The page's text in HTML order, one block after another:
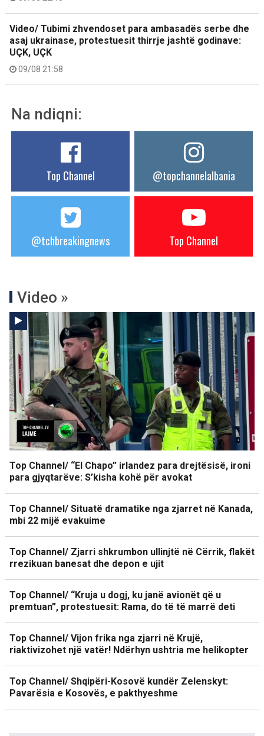
Video/ Tubimi zhvendoset para ambasadës serbe dhe
asaj ukrainase, protestuesit thirrje jashtë godinave:
UÇK, UÇK
09/08 21:58
Na ndiqni:
Top Channel @topchannelalbania
@tchbreakingnews Top Channel
Video »
Top Channel/ “El Chapo” irlandez para drejtësisë, ironi
para gjyqtarëve: S’kisha kohë për avokat
Top Channel/ Situatë dramatike nga zjarret në Kanada,
mbi 22 mijë evakuime
Top Channel/ Zjarri shkrumbon ullinjtë në Cërrik, flakët
rrezikuan banesat dhe depon e ujit
Top Channel/ “Kruja u dogj, ku janë avionët që u
premtuan”, protestuesit: Rama, do të të marrë deti
Top Channel/ Vijon frika nga zjarri në Krujë,
riaktivizohet një vatër! Ndërhyn ushtria me helikopter
Top Channel/ Shqipëri-Kosovë kundër Zelenskyt:
Pavarësia e Kosovës, e pakthyeshme